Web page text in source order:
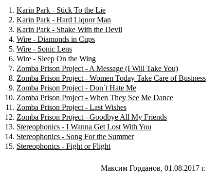
Karin Park - Stick To the Lie
Karin Park - Hard Liquor Man
Karin Park - Shake With the Devil
Wire - Diamonds in Cups
Wire - Sonic Lens
Wire - Sleep On the Wing
Zomba Prison Project - A Message (I Will Take You)
Zomba Prison Project - Women Today Take Care of Business
Zomba Prison Project - Don`t Hate Me
Zomba Prison Project - When They See Me Dance
Zomba Prison Project - Last Wishes
Zomba Prison Project - Goodbye All My Friends
Stereophonics - I Wanna Get Lost With You
Stereophonics - Song For the Summer
Stereophonics - Fight or Flight
Максим Горданов, 01.08.2017 г.